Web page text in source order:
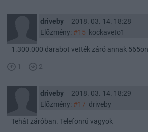
driveby
2018. 03. 14. 18:28
Előzmény: #15 kockaveto1
1.300.000 darabot vették záró annak 565on
1 2
driveby
2018. 03. 14. 18:29
Előzmény: #17 driveby
Tehát záróban. Telefonrú vagyok